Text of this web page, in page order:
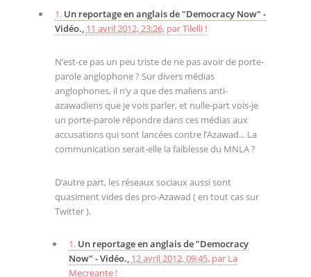
1. Un reportage en anglais de "Democracy Now" -
Vidéo., 11 avril 2012, 23:26, parTilelli !
N’est-ce pas un peu triste de ne pas avoir de porte-
parole anglophone ? Sur divers médias
anglophones, il n’y a que des maliens anti-
azawadiens que je vois parler, et nulle-part vois-je
un porte-parole répondre dans ces médias aux
accusations qui sont lancées contre l’Azawad... La
communication serait-elle la faiblesse du MNLA ?
D’autre part, les réseaux sociaux aussi sont
quasiment vides des pro-Azawad ( en tout cas sur
Twitter ).
1. Un reportage en anglais de "Democracy
Now" - Vidéo., 12 avril 2012, 09:45, par La
Mecreante !